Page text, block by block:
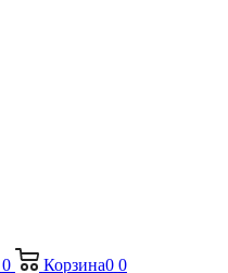
0 Корзина0 0